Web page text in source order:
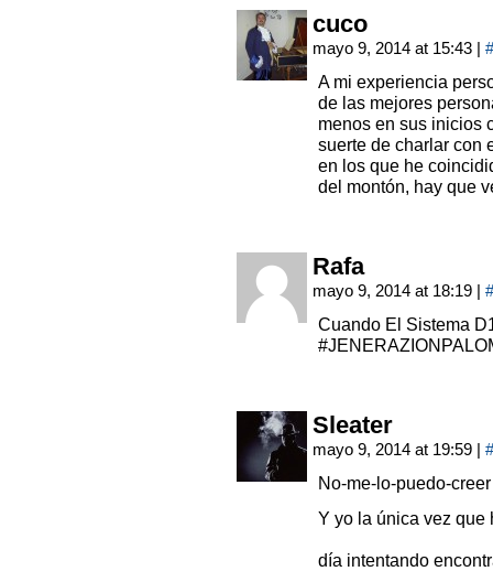
cuco
mayo 9, 2014 at 15:43 | #
A mi experiencia
de las mejores
menos en sus inicios
suerte de charlar con
en los que he
del montón, hay que
Rafa
mayo 9, 2014 at 18:19 | #
Cuando El Sistema
Sleater
mayo 9, 2014 at 19:59 | #
No-me-lo-puedo-creer
Y yo la única vez que
día intentando